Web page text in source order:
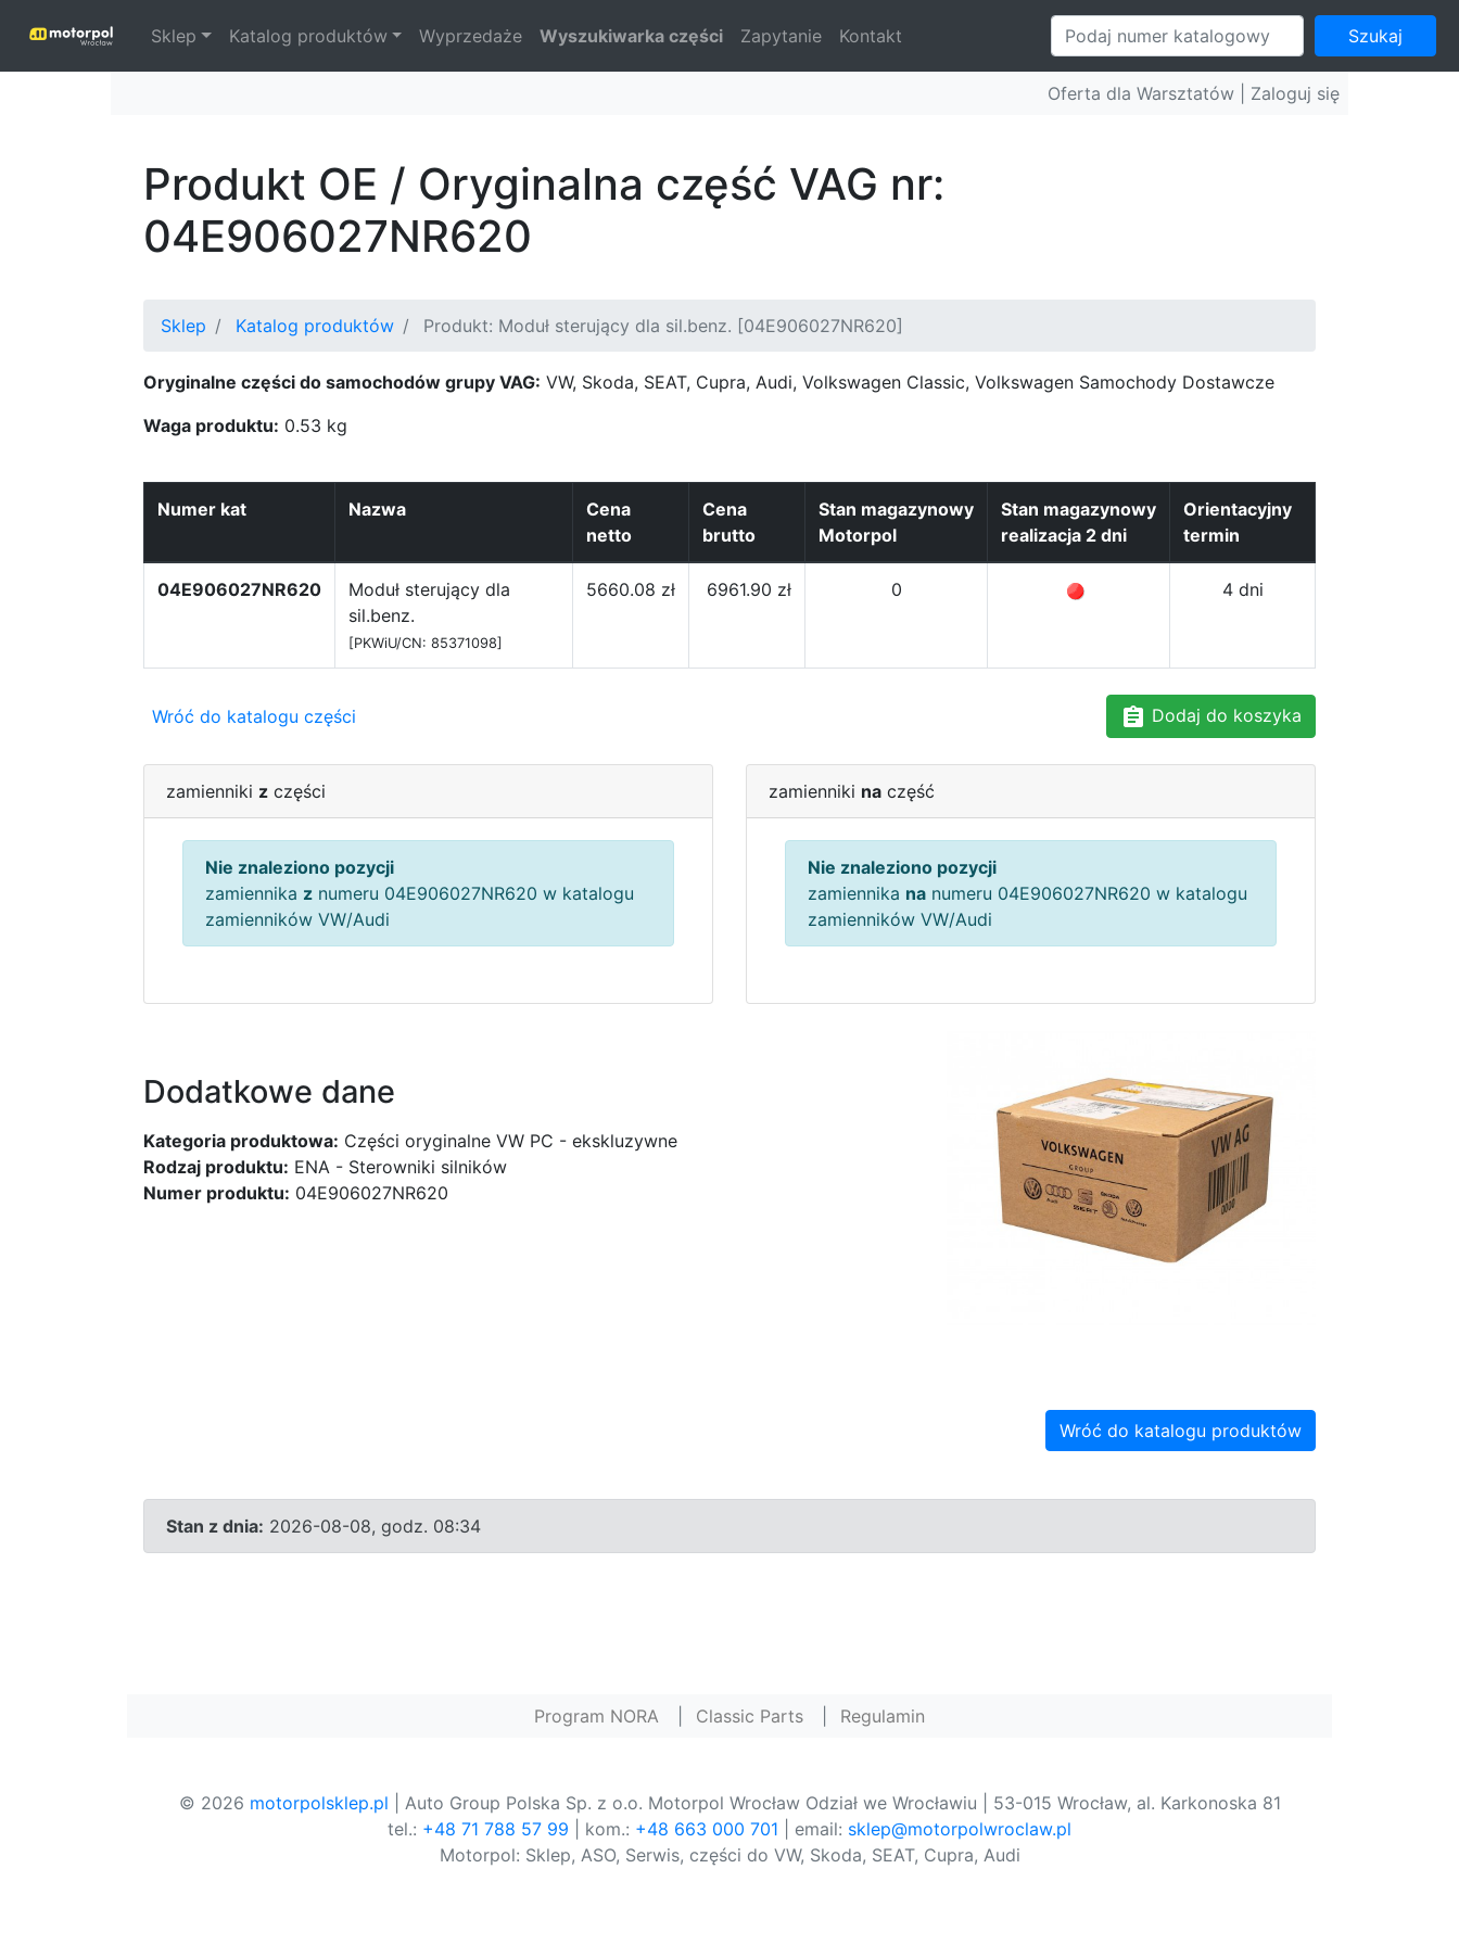
Sklep Katalog produktów Wyprzedaże Wyszukiwarka części Zapytanie Kontakt Szukaj
Oferta dla Warsztatów | Zaloguj się
Produkt OE / Oryginalna część VAG nr:
04E906027NR620
Sklep Katalog produktów Produkt: Moduł sterujący dla sil.benz. [04E906027NR620]
Oryginalne części do samochodów grupy VAG: VW, Skoda, SEAT, Cupra, Audi, Volkswagen Classic, Volkswagen Samochody Dostawcze
Waga produktu: 0.53 kg
Numer kat Nazwa
Cena
netto
Cena
brutto
Stan magazynowy
Motorpol
Stan magazynowy
realizacja 2 dni
Orientacyjny
termin
04E906027NR620
Moduł sterujący dla
sil.benz.
[PKWiU/CN: 85371098]
5660.08 zł 6961.90 zł 0 4 dni
Wróć do katalogu części Dodaj do koszyka
zamienniki z części
Nie znaleziono pozycji
zamiennika z numeru 04E906027NR620 w katalogu
zamienników VW/Audi
zamienniki na część
Nie znaleziono pozycji
zamiennika na numeru 04E906027NR620 w katalogu
zamienników VW/Audi
Dodatkowe dane
Kategoria produktowa: Części oryginalne VW PC - ekskluzywne
Rodzaj produktu: ENA - Sterowniki silników
Numer produktu: 04E906027NR620
Wróć do katalogu produktów
Stan z dnia: 2026-08-08, godz. 08:34
Program NORA Classic Parts Regulamin
© 2026 motorpolsklep.pl | Auto Group Polska Sp. z o.o. Motorpol Wrocław Odział we Wrocławiu | 53-015 Wrocław, al. Karkonoska 81
tel.: +48 71 788 57 99 | kom.: +48 663 000 701 | email: sklep@motorpolwroclaw.pl
Motorpol: Sklep, ASO, Serwis, części do VW, Skoda, SEAT, Cupra, Audi